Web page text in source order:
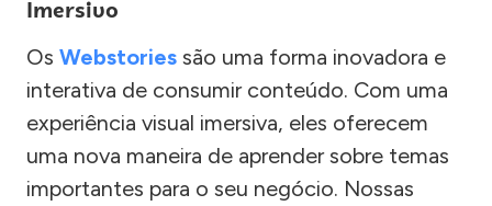
Imersivo
Os Webstories são uma forma inovadora e
interativa de consumir conteúdo. Com uma
experiência visual imersiva, eles oferecem
uma nova maneira de aprender sobre temas
importantes para o seu negócio. Nossas